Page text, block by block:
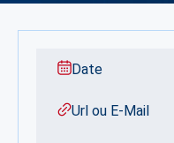
Date
Url ou E-Mail